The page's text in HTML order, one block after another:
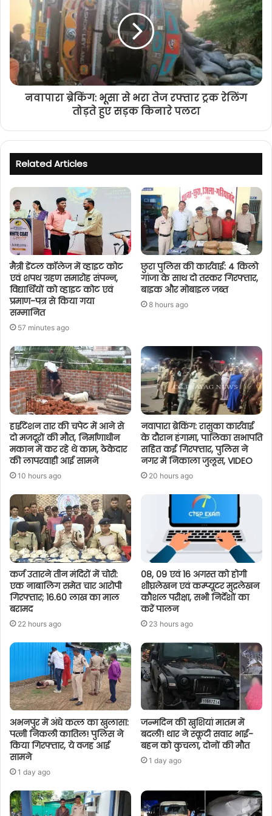
नवापारा ब्रेकिंग: भूसा से भरा तेज रफ्तार ट्रक रेलिंग
तोड़ते हुए सड़क किनारे पलटा
Related Articles
मैत्री डेंटल कॉलेज में व्हाइट कोट
एवं शपथ ग्रहण समारोह संपन्न,
विद्यार्थियों को व्हाइट कोट एवं
प्रमाण-पत्र से किया गया
सम्मानित
57 minutes ago
छुरा पुलिस की कार्रवाई: 4 किलो
गांजा के साथ दो तस्कर गिरफ्तार,
बाइक और मोबाइल जब्त
8 hours ago
हाईटेंशन तार की चपेट में आने से
दो मजदूरों की मौत, निर्माणाधीन
मकान में कर रहे थे काम, ठेकेदार
की लापरवाही आई सामने
10 hours ago
नवापारा ब्रेकिंग: रासुका कार्रवाई
के दौरान हंगामा, पालिका सभापति
सहित कई गिरफ्तार, पुलिस ने
नगर में निकाला जुलूस, VIDEO
20 hours ago
कर्ज उतारने तीन मंदिरों में चोरी:
एक नाबालिग समेत चार आरोपी
गिरफ्तार; 16.60 लाख का माल
बरामद
22 hours ago
08, 09 एवं 16 अगस्त को होगी
शीघ्रलेखन एवं कम्प्यूटर मुद्रलेखन
कौशल परीक्षा, सभी निर्देशों का
करें पालन
23 hours ago
अभनपुर में अंधे कत्ल का खुलासा:
पत्नी निकली कातिल! पुलिस ने
किया गिरफ्तार, ये वजह आई
सामने
1 day ago
जन्मदिन की खुशियां मातम में
बदलीं! थार ने स्कूटी सवार भाई-
बहन को कुचला, दोनों की मौत
1 day ago